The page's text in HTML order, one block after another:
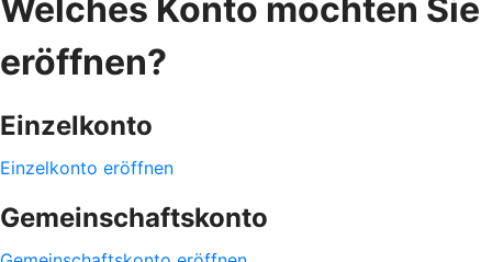
Welches Konto möchten Sie
eröffnen?
Einzelkonto
Einzelkonto eröffnen
Gemeinschaftskonto